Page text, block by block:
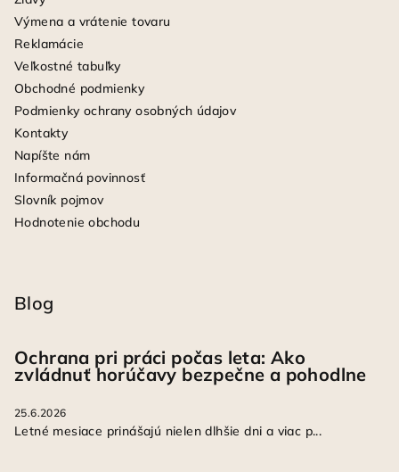
Výmena a vrátenie tovaru
Reklamácie
Veľkostné tabuľky
Obchodné podmienky
Podmienky ochrany osobných údajov
Kontakty
Napíšte nám
Informačná povinnosť
Slovník pojmov
Hodnotenie obchodu
Blog
Ochrana pri práci počas leta: Ako
zvládnuť horúčavy bezpečne a pohodlne
25.6.2026
Letné mesiace prinášajú nielen dlhšie dni a viac p...